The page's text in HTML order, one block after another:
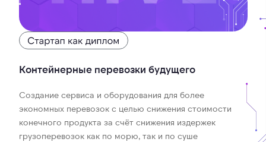
Контейнерные перевозки будущего
Создание сервиса и оборудования для более
экономных перевозок с целью снижения стоимости
конечного продукта за счёт снижения издержек
грузоперевозок как по морю, так и по суше